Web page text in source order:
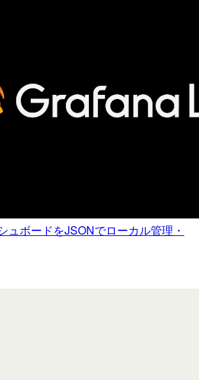
ュボードをJSONでローカル管理・